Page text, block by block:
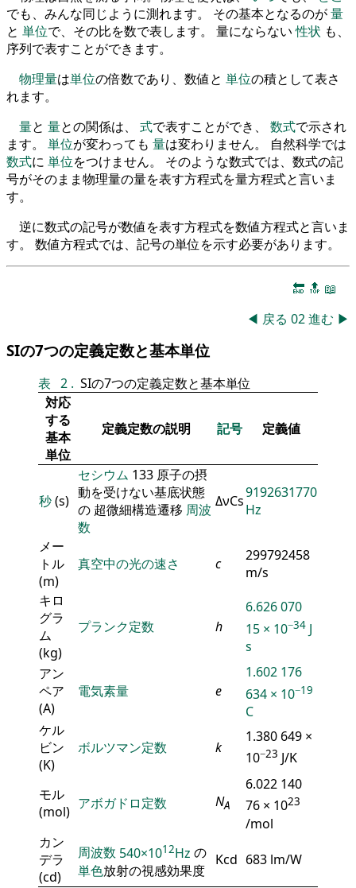
でも、みんな同じように測れます。 その基本となるのが量
と 単位で、その比を数で表します。 量にならない性状 も、
序列で表すことができます。
物理量は単位の倍数であり、数値と 単位の積として表さ
れます。
量と 量との関係は、 式で表すことができ、 数式で示され
ます。 単位が変わっても 量は変わりません。 自然科学では
数式に 単位をつけません。 そのような数式では、数式の記
号がそのまま物理量の量を表す方程式を量方程式と言いま
す。
逆に数式の記号が数値を表す方程式を数値方程式と言いま
す。 数値方程式では、記号の単位を示す必要があります。
🔚 🔝 📖
◀ 戻る 02進む ▶
SIの7つの定義定数と基本単位
表 2 . SIの7つの定義定数と基本単位
対応
する
基本
単位
定義定数の説明 記号 定義値
秒(s)
セシウム 133 原子の摂
動を受けない基底状態
の 超微細構造遷移 周波
数
ΔνCs9192631770
Hz
メー
トル
(m)
真空中の光の速さ c
299792458
m/s
キロ
グラ
ム
(kg)
プランク定数 h
6.626 070
15 × 10−34 J
s
アン
ペア
(A)
電気素量 e
1.602 176
634 × 10−19
C
ケル
ビン
(K)
ボルツマン定数 k
1.380 649 ×
10−23 J/K
モル
(mol) アボガドロ定数 NA
6.022 140
76 × 1023
/mol
カン
デラ
(cd)
周波数 540×1012Hz の
単色放射の視感効果度
Kcd 683 lm/W